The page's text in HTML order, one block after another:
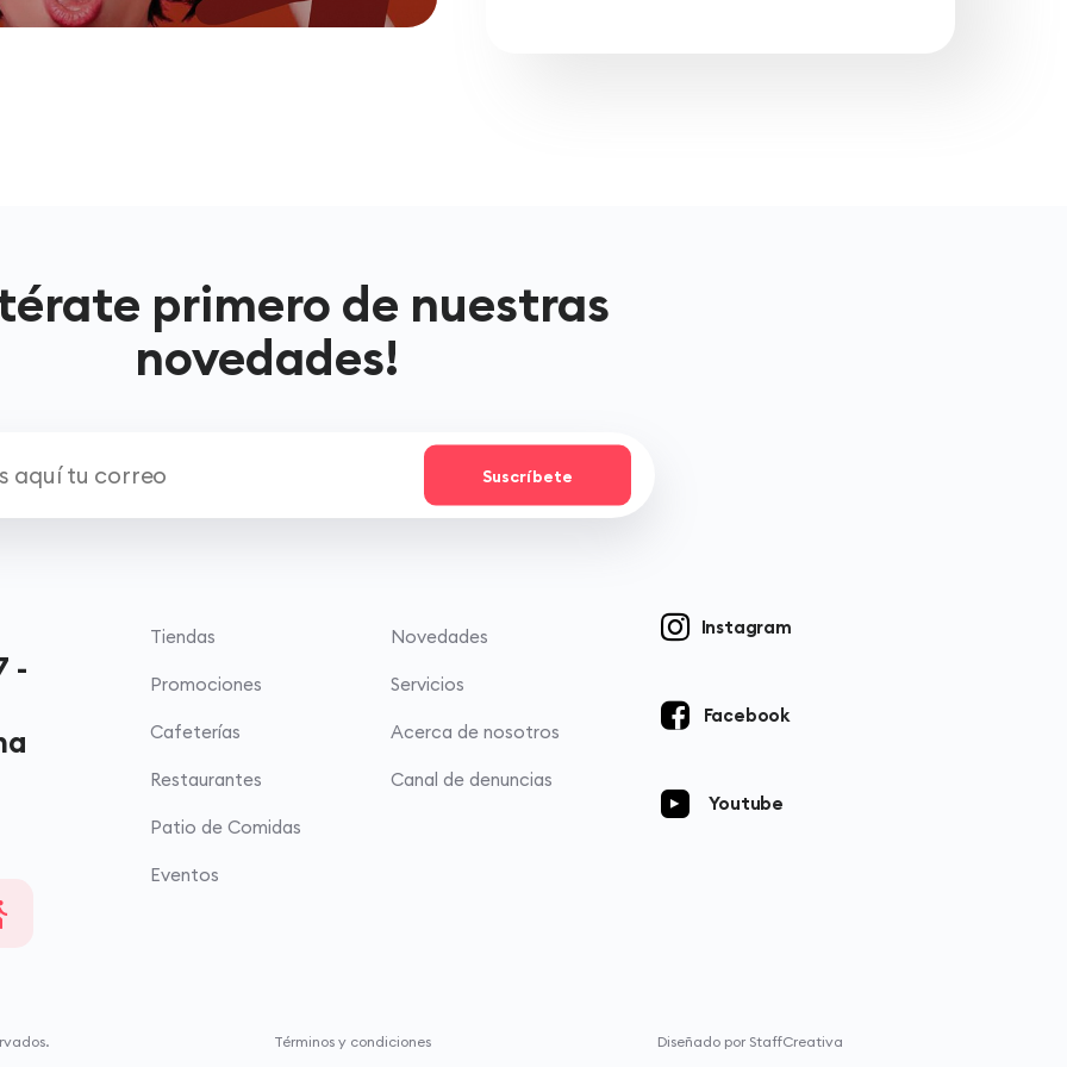
primero de nuestras
novedades!
Suscríbete
-
Tiendas
Promociones
Cafeterías
Restaurantes
Patio de Comidas
Eventos
Novedades
Servicios
Acerca de nosotros
Canal de denuncias
Instagram
Facebook
Youtube
Términos y condiciones Diseñado por StaffCreativa